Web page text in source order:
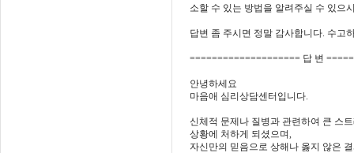
소할 수 있는 방법을 알려주실 수 있으
답변 좀 주시면 정말 감사합니다. 수고
==================== 답 변
안녕하세요
마음애 심리상담센터입니다.
신체적 문제나 질병과 관련하여 큰 스
상황에 처하게 되셨으며,
자신만의 믿음으로 상해나 옳지 않은